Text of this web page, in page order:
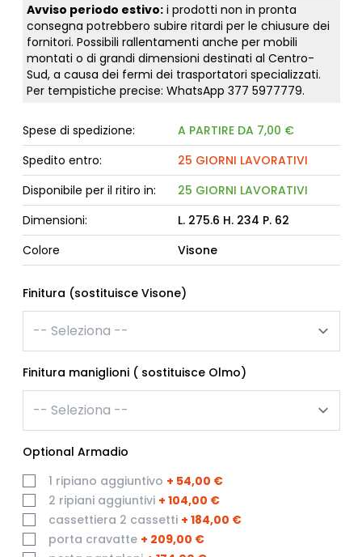
Avviso periodo estivo:i prodotti non in pronta
consegna potrebbero subire ritardi per le chiusure dei
fornitori. Possibili rallentamenti anche per mobili
montati o di grandi dimensioni destinati al Centro-
Sud, a causa dei fermi dei trasportatori specializzati.
Per tempistiche precise: WhatsApp 377 5977779.
Spese di spedizione:
A PARTIRE DA 7,00 €
Spedito entro:
25 GIORNI LAVORATIVI
Disponibile per il ritiro in:
25 GIORNI LAVORATIVI
Dimensioni:
L. 275.6 H. 234 P. 62
Colore
Visone
Finitura (sostituisce Visone)
Finitura maniglioni ( sostituisce Olmo)
Optional Armadio
1 ripiano aggiuntivo + 54,00 €
2 ripiani aggiuntivi + 104,00 €
cassettiera 2 cassetti + 184,00 €
porta cravatte + 209,00 €